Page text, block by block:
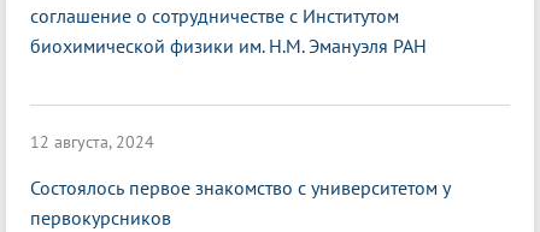
соглашение о сотрудничестве с Институтом
биохимической физики им. Н.М. Эмануэля РАН
12 августа, 2024
Состоялось первое знакомство с университетом у
первокурсников